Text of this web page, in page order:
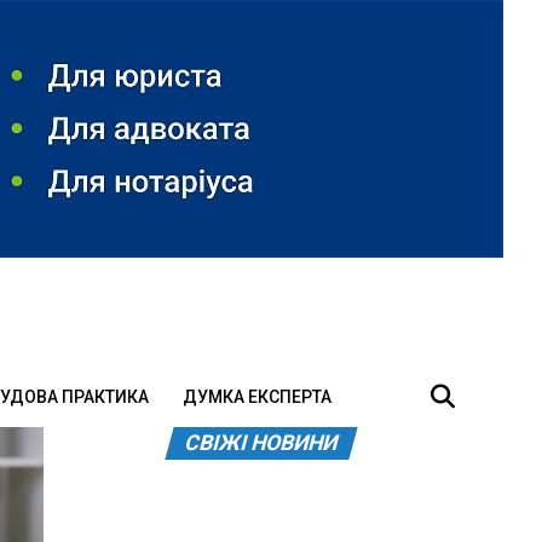
ПРАКТИКА ДУМКА ЕКСПЕРТА
СВІЖІ НОВИНИ